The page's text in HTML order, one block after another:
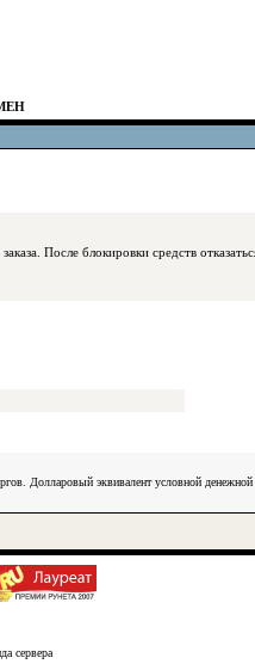
Долларовый эквивалент условной
сервера